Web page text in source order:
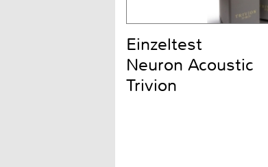
Einzeltest
Neuron Acoustic
Trivion